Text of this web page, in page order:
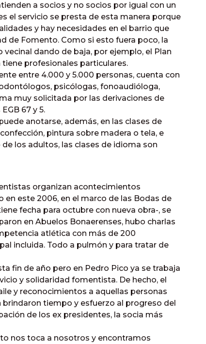
a socios y no socios por igual con un
el servicio se presta de esta manera porque
y hay necesidades en el barrio que
de Fomento. Como si esto fuera poco, la
dando de baja, por ejemplo, el Plan
profesionales particulares.
entre 4.000 y 5.000 personas, cuenta con
psicólogas, fonoaudióloga,
muy solicitada por las derivaciones de
67 y 5.
anotarse, además, en las clases de
pintura sobre madera o tela, e
los adultos, las clases de idioma son
organizan acontecimientos
en este 2006, en el marco de las Bodas de
fecha para octubre con nueva obra-, se
en Abuelos Bonaerenses, hubo charlas
atlética con más de 200
incluida. Todo a pulmón y para tratar de
fin de año pero en Pedro Pico ya se trabaja
y solidaridad fomentista. De hecho, el
y reconocimientos a aquellas personas
brindaron tiempo y esfuerzo al progreso del
de los ex presidentes, la socia más
nos toca a nosotros y encontramos